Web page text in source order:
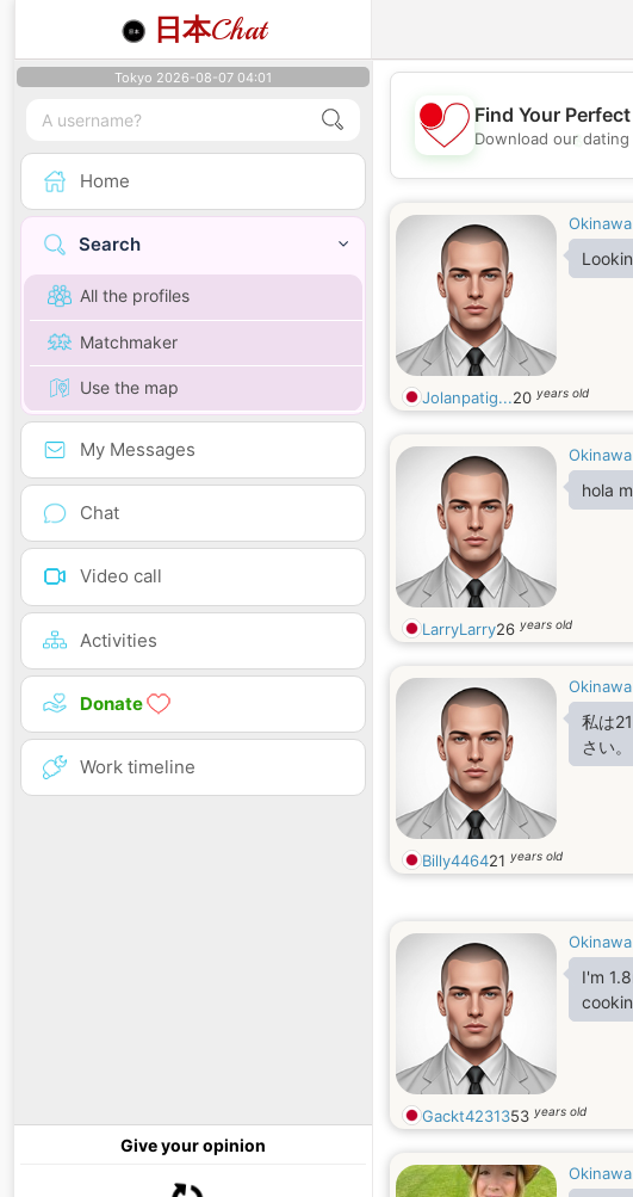
日本Chat
Tokyo 2026-08-07 04:01
Home
Search
All the profiles
Matchmaker
Use the map
My Messages
Chat
Video call
Activities
Donate
Work timeline
Give your opinion
💖
Find Your
Download our
Okinawa
Jolanpatig...20 years old
Okinawa
hola
LarryLarry26 years old
Okinawa
私は
さい。
Billy446421 years old
Okinawa
I'm
Gackt4231353 years old
Okinawa